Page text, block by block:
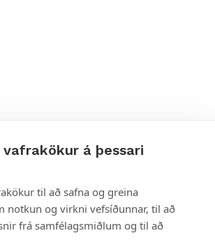
á þessari
til að safna og greina
notkun og virkni vefsíðunnar, til að
frá samfélagsmiðlum og til að
leið